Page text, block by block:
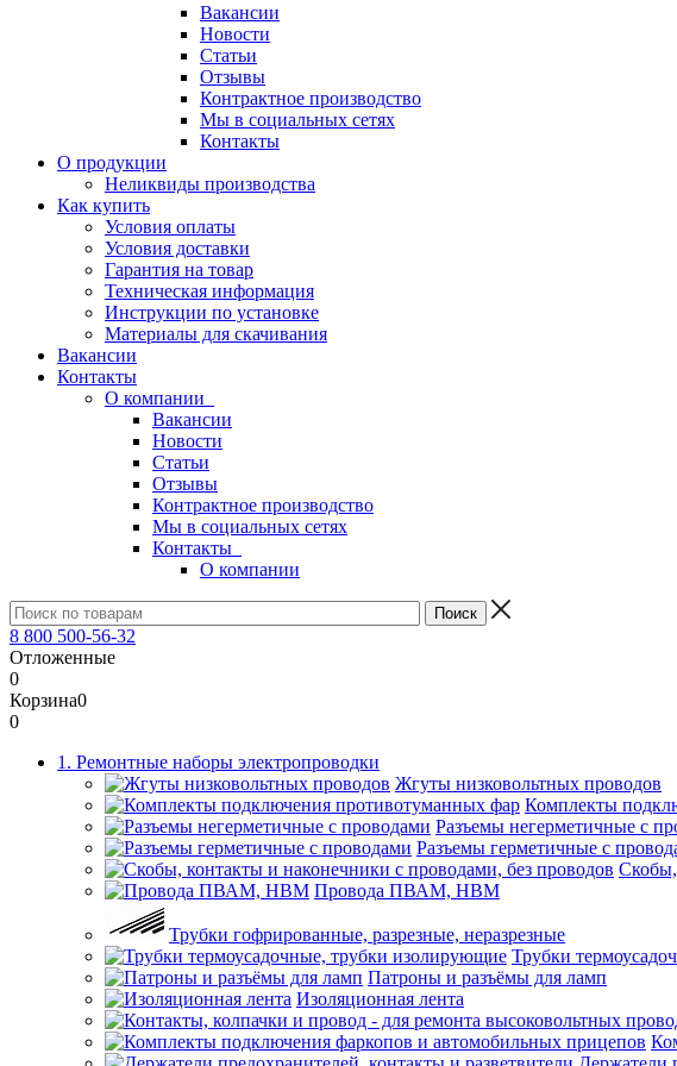
Вакансии
Новости
Статьи
Отзывы
Контрактное производство
Мы в социальных сетях
Контакты
О продукции
Неликвиды производства
Как купить
Условия оплаты
Условия доставки
Гарантия на товар
Техническая информация
Инструкции по установке
Материалы для скачивания
Вакансии
Контакты
О компании
Вакансии
Новости
Статьи
Отзывы
Контрактное производство
Мы в социальных сетях
Контакты
О компании
8 800 500-56-32
Отложенные
0
Корзина0
0
1. Ремонтные наборы электропроводки
Жгуты низковольтных проводов
Комплекты
Разъемы негерметичные с
Разъемы герметичные с
Скобы,
Провода ПВАМ, НВМ
Трубки гофрированные, разрезные, неразрезные
Трубки
Патроны и разъёмы для ламп
Изоляционная лента